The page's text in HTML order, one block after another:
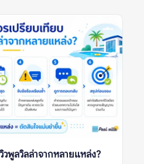
ย่างรอบคอบจึงไม่ใช่การหารีวิวที่ดี
วโน้มจากหลายรีวิว หลายช่วงเวลา
ร้องเรียนซ้ำในรีวิวพูลวิลล่าหมาย
วิวพูลวิลล่า หมายถึงปัญหาเดียวกัน
วิวจากผู้เข้าพักหลายคน เช่น หลาย
พูดถึงห้องน้ำมีกลิ่น หรือหลายแหล่ง
กิดปัญหา ข้อร้องเรียนซ้ำมีน้ำหนัก
วยบอกว่าปัญหานั้นอาจไม่ได้เกิดขึ้น
อยหรือยังไม่ได้รับการแก้ไขอย่าง
วรระวัง ได้แก่: รีวิวแย่หนึ่งรีวิวอาจ
รั้ง แต่ข้อร้องเรียนซ้ำในรีวิวพูลวิลล่า
ย่ครั้งเดียว? รีวิวแย่เพียงครั้งเดียว
พียงพอที่จะสรุปว่าที่พักมีมาตรฐาน
วพูลวิลล่าจากหลายแหล่ง?